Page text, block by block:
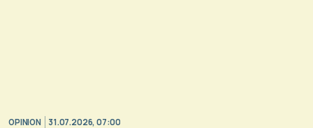
OPINION 31.07.2026, 07:00